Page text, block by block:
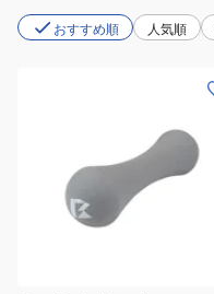
おすすめ順 人気順